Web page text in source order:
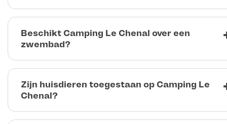
Beschikt Camping Le Chenal over een
zwembad?
Zijn huisdieren toegestaan op Camping Le
Chenal?